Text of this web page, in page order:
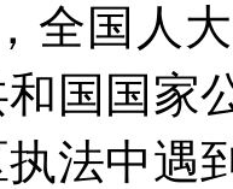
全国人
和国国
法中遇